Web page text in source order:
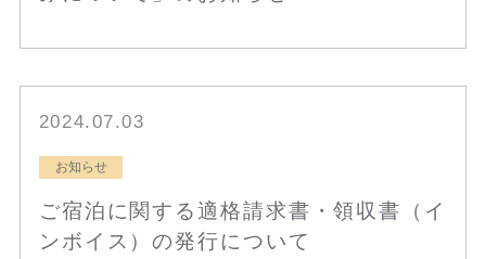
2024.07.03
お知らせ
ご宿泊に関する適格請求書・領収書（イ
ンボイス）の発行について